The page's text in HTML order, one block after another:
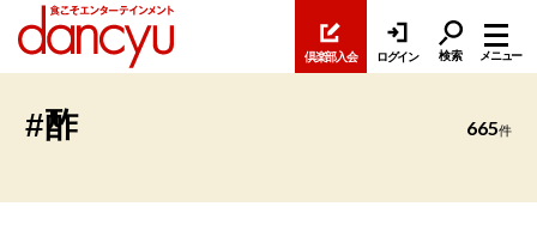
倶楽部入会 ログイン 検索 メニュー
#酢 665件